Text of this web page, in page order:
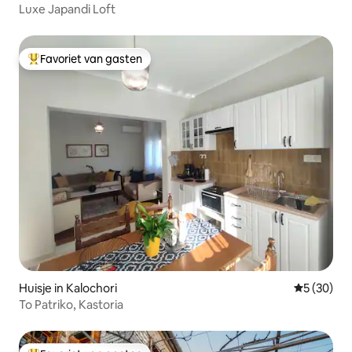
Luxe Japandi Loft
Topfavoriet van gasten
Favoriet van gasten
Huisje in Kalochori
5 (30)
To Patriko, Kastoria